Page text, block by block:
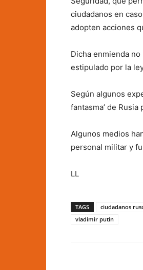
ciudadanos en
adopten acciones
Dicha enmienda
estipulado por la
Según algunos
fantasma’ de
Algunos medios
personal militar y
LL
TAGS ciudadanos
vladimir putin